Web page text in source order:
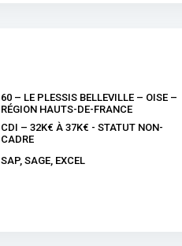
60 – LE PLESSIS BELLEVILLE – OISE –
RÉGION HAUTS-DE-FRANCE
CDI – 32K€ À 37K€ - STATUT NON-
CADRE
SAP, SAGE, EXCEL